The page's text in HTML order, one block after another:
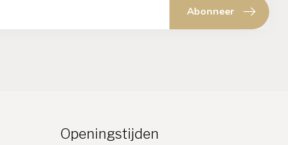
Abonneer
Openingstijden